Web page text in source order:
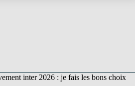
inter 2026 : je fais les bons choix